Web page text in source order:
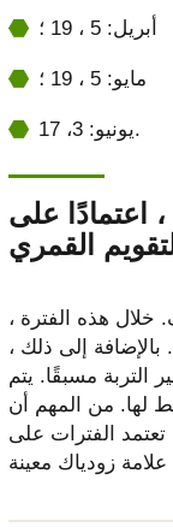
أبريل: 5 ، 19 ؛
مايو: 5 ، 19 ؛
يونيو: 3، 17.
اعتمادًا على
القمري
هذه الفترة ،
إلى ذلك ،
التربة مسبقًا. يتم
المخطط لها. من المهم أن
الفترات على